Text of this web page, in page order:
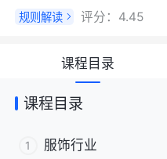
规则解读 评分： 4.45
课程目录
课程目录
1 服饰行业